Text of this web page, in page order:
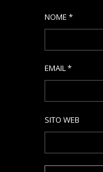
NOME *
EMAIL*
SITO WEB